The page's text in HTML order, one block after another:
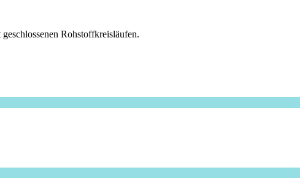
Rohstoffkreisläufen.